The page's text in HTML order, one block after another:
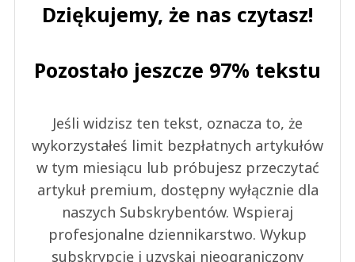
Dziękujemy, że nas czytasz!
Pozostało jeszcze 97% tekstu
Jeśli widzisz ten tekst, oznacza to, że
wykorzystałeś limit bezpłatnych artykułów
w tym miesiącu lub próbujesz przeczytać
artykuł premium, dostępny wyłącznie dla
naszych Subskrybentów. Wspieraj
profesjonalne dziennikarstwo. Wykup
subskrypcję i uzyskaj nieograniczony